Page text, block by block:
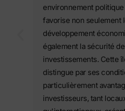
environnement
favorise non seulement
développement
également la sécurité
investissements. Cette
distingue par ses
particulièrement
investisseurs, tant